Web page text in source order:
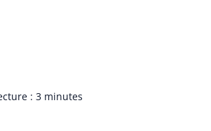
: 3 minutes